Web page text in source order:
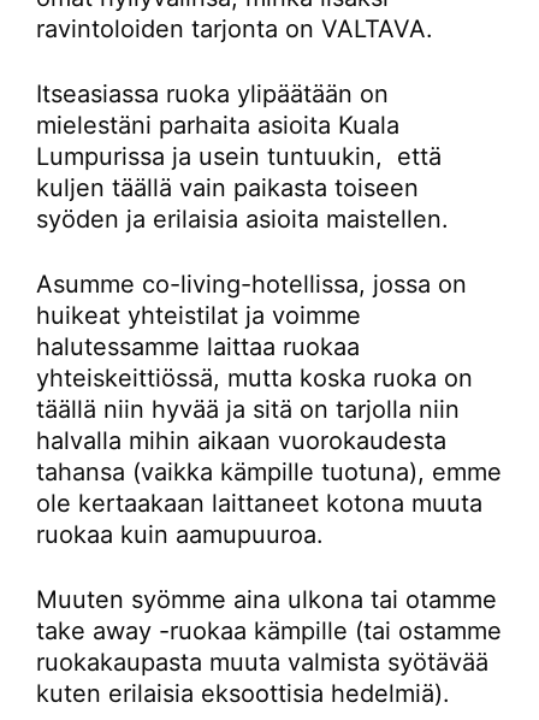
ravintoloiden tarjonta on VALTAVA.
Itseasiassa ruoka ylipäätään on
mielestäni parhaita asioita Kuala
Lumpurissa ja usein tuntuukin, että
kuljen täällä vain paikasta toiseen
syöden ja erilaisia asioita maistellen.
Asumme co-living-hotellissa, jossa on
huikeat yhteistilat ja voimme
halutessamme laittaa ruokaa
yhteiskeittiössä, mutta koska ruoka on
täällä niin hyvää ja sitä on tarjolla niin
halvalla mihin aikaan vuorokaudesta
tahansa (vaikka kämpille tuotuna), emme
ole kertaakaan laittaneet kotona muuta
ruokaa kuin aamupuuroa.
Muuten syömme aina ulkona tai otamme
take away -ruokaa kämpille (tai ostamme
ruokakaupasta muuta valmista syötävää
kuten erilaisia eksoottisia hedelmiä).